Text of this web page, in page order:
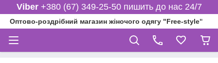
Viber+380 (67) 349-25-50 пишить до нас 24/7
Оптово-роздрібний магазин жіночого одягу "Free-style"